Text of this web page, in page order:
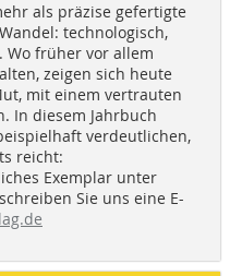
als präzise gefertigte
technologisch,
früher vor allem
zeigen sich heute
mit einem vertrauten
In diesem Jahrbuch
verdeutlichen,
reicht:
Exemplar unter
Sie uns eine E-